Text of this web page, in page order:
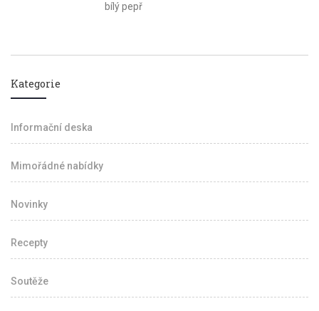
bílý pepř
Kategorie
Informační deska
Mimořádné nabídky
Novinky
Recepty
Soutěže